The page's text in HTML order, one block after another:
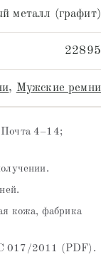
металл (графит)
22895
, Мужские ремни
4–14;
кожа, фабрика
017/2011 (PDF).